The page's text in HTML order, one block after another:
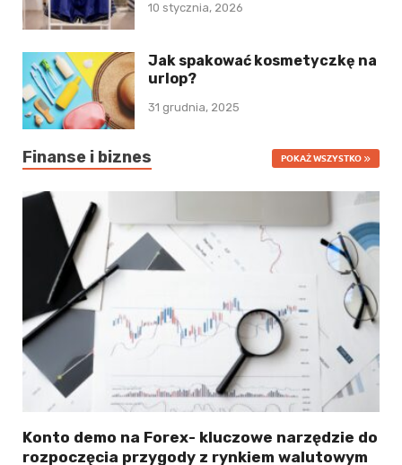
10 stycznia, 2026
Jak spakować kosmetyczkę na
urlop?
31 grudnia, 2025
Finanse i biznes POKAŻ WSZYSTKO
Konto demo na Forex- kluczowe narzędzie do
rozpoczęcia przygody z rynkiem walutowym